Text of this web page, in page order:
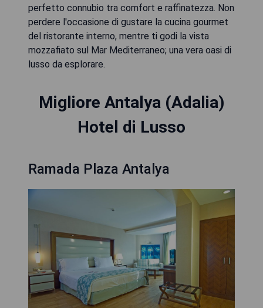
perfetto connubio tra comfort e raffinatezza. Non
perdere l'occasione di gustare la cucina gourmet
del ristorante interno, mentre ti godi la vista
mozzafiato sul Mar Mediterraneo; una vera oasi di
lusso da esplorare.
Migliore Antalya (Adalia)
Hotel di Lusso
Ramada Plaza Antalya